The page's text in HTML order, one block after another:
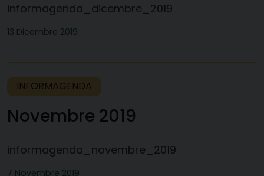
informagenda_dicembre_2019
13 Dicembre 2019
INFORMAGENDA
Novembre 2019
informagenda_novembre_2019
7 Novembre 2019